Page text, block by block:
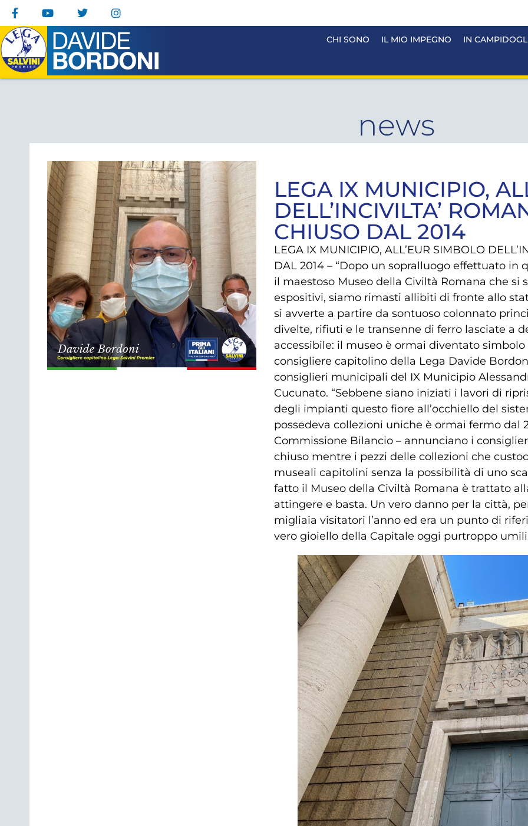
CHI SONO IL MIO IMPEGNO IN
news
LEGA IX MUNICIPIO,
DELL’INCIVILTA’
CHIUSO DAL 2014
LEGA IX MUNICIPIO, ALL’EUR SIMBOLO
DAL 2014 – “Dopo un sopralluogo effettuato in
il maestoso Museo della Civiltà Romana che
espositivi, siamo rimasti allibiti di fronte allo
si avverte a partire da sontuoso colonnato
divelte, rifiuti e le transenne di ferro lasciate a
accessibile: il museo è ormai diventato simbolo
consigliere capitolino della Lega Davide
consiglieri municipali del IX Municipio
Cucunato. “Sebbene siano iniziati i lavori di
degli impianti questo fiore all’occhiello del
possedeva collezioni uniche è ormai fermo dal
Commissione Bilancio – annunciano i
chiuso mentre i pezzi delle collezioni che
museali capitolini senza la possibilità di uno
fatto il Museo della Civiltà Romana è trattato
attingere e basta. Un vero danno per la città,
migliaia visitatori l’anno ed era un punto di
vero gioiello della Capitale oggi purtroppo